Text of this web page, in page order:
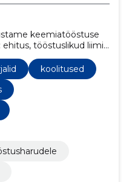
keemiatööstuse
ehitus, tööstuslikud liimid
hügieen ja tarbekaubad
koolitused